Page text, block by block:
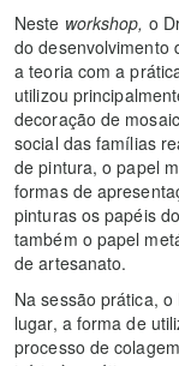
Neste workshop, o
do desenvolvimento
a teoria com a
utilizou
decoração de
social das famílias
de pintura, o papel
formas de
pinturas os papéis
também o papel
de artesanato.
Na sessão prática,
lugar, a forma de
processo de